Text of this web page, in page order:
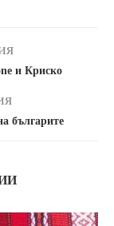
и Криско
българите